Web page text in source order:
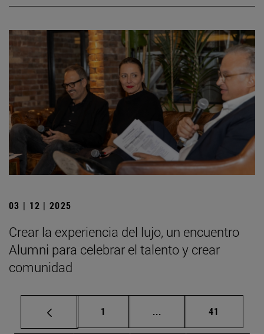
03 | 12 | 2025
Crear la experiencia del lujo, un encuentro
Alumni para celebrar el talento y crear
comunidad
Página
1 ... Páginas intermedias
Página
41